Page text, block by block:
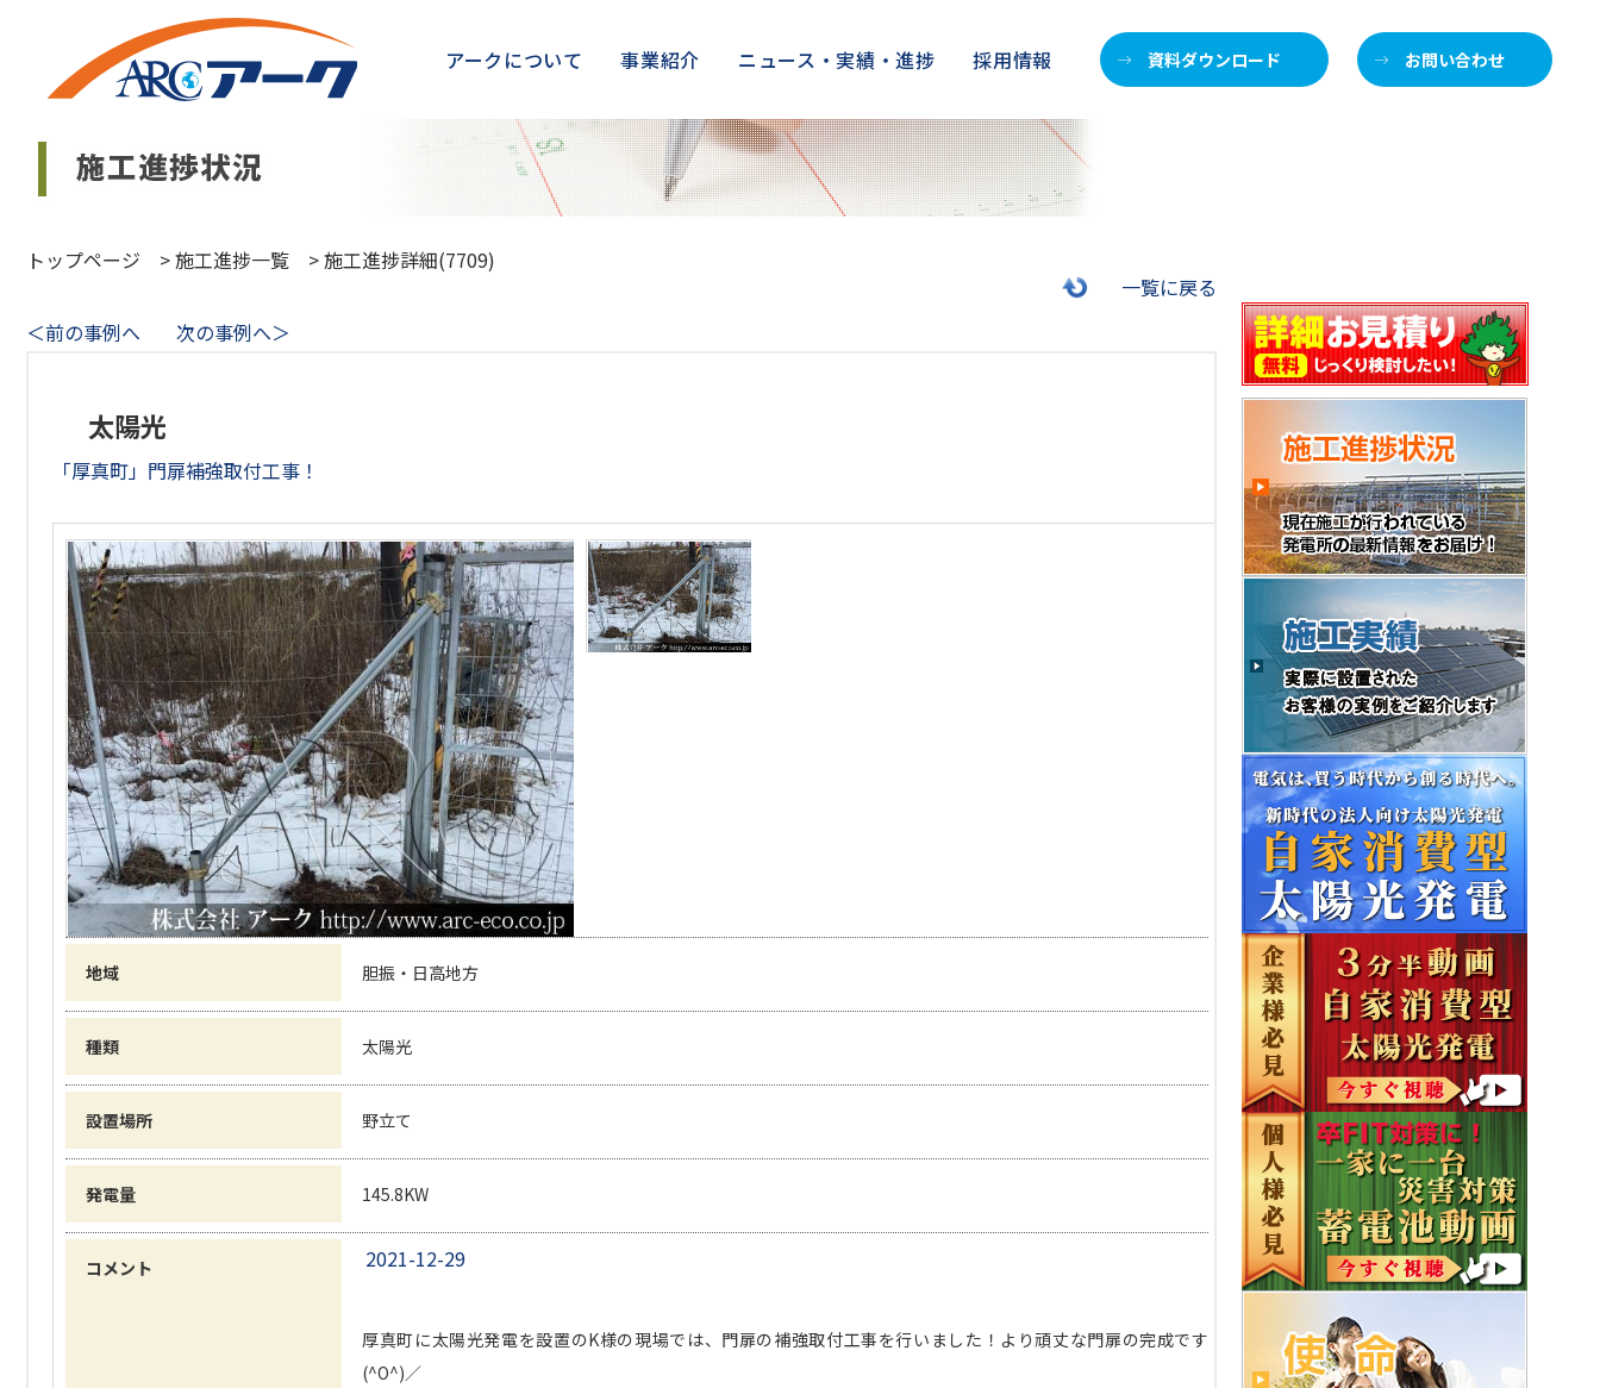
アークについて 事業紹介 ニュース・実績・進捗 採用情報 資料ダウンロード お問い合わせ
トップページ >施工進捗一覧 >施工進捗詳細(7709)
一覧に戻る
＜前の事例へ
次の事例へ＞
太陽光
「厚真町」門扉補強取付工事！
地域 胆振・日高地方
種類 太陽光
設置場所 野立て
発電量 145.8KW
コメント 2021-12-29
厚真町に太陽光発電を設置のK様の現場では、門扉の補強取付工事を行いました！より頑丈な門扉の完成です
(^O^)／